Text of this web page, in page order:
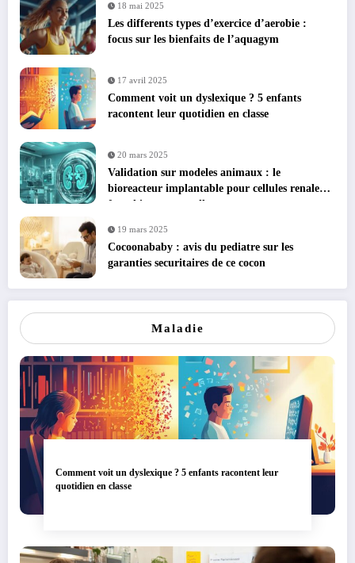
18 mai 2025
Les differents types d’exercice d’aerobie :
focus sur les bienfaits de l’aquagym
17 avril 2025
Comment voit un dyslexique ? 5 enfants
racontent leur quotidien en classe
20 mars 2025
Validation sur modeles animaux : le
bioreacteur implantable pour cellules renales
franchit une nouvelle etape
19 mars 2025
Cocoonababy : avis du pediatre sur les
garanties securitaires de ce cocon
Maladie
Comment voit un dyslexique ? 5 enfants racontent leur
quotidien en classe